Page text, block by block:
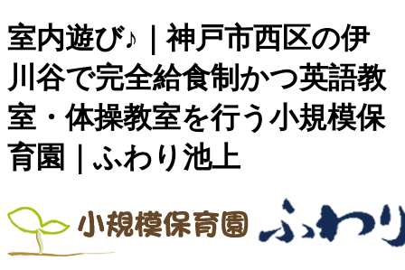
室内遊び♪｜神戸市西区の伊
川谷で完全給食制かつ英語教
室・体操教室を行う小規模保
育園｜ふわり池上